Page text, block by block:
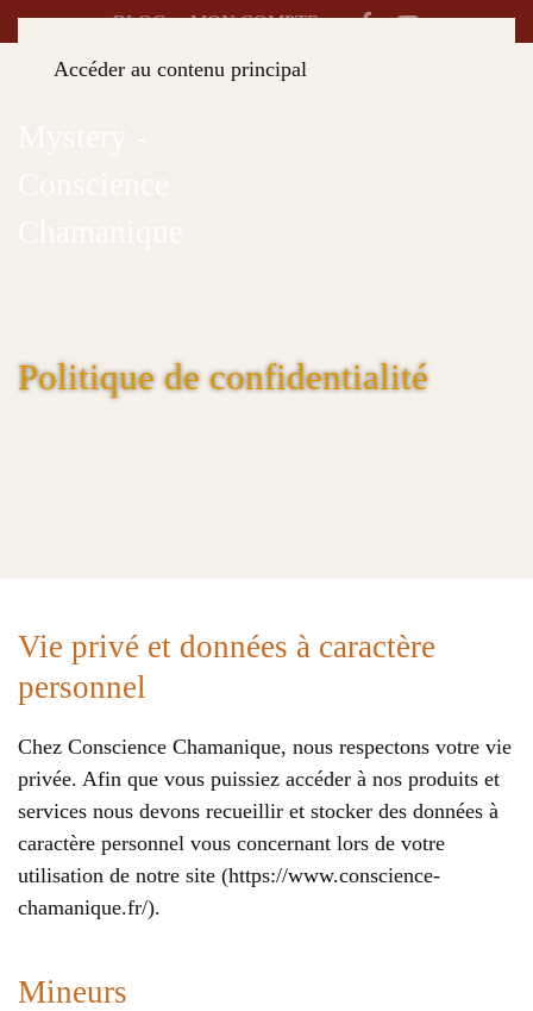
Accéder au contenu principal
BLOG MON COMPTE
Politique de confidentialité
Vie privé et données à caractère
personnel
Chez Conscience Chamanique, nous respectons votre vie
privée. Afin que vous puissiez accéder à nos produits et
services nous devons recueillir et stocker des données à
caractère personnel vous concernant lors de votre
utilisation de notre site (https://www.conscience-
chamanique.fr/).
Mineurs